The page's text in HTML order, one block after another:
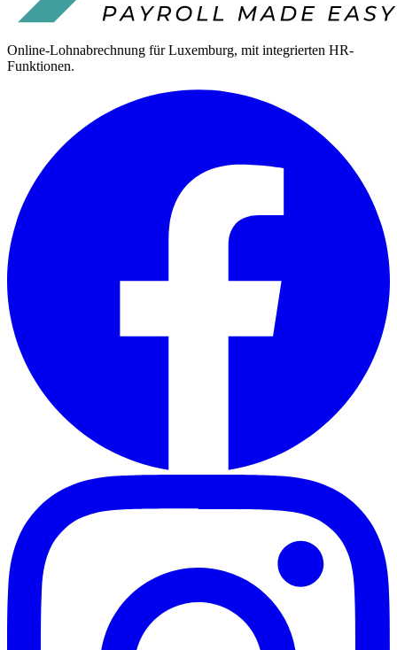
Online-Lohnabrechnung für Luxemburg, mit integrierten HR-
Funktionen.